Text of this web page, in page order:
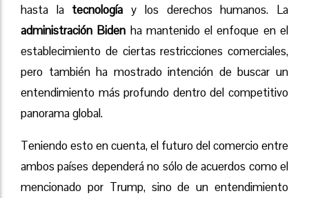
hasta la tecnología y los derechos humanos. La
administración Biden ha mantenido el enfoque en el
establecimiento de ciertas restricciones comerciales,
pero también ha mostrado intención de buscar un
entendimiento más profundo dentro del competitivo
panorama global.
Teniendo esto en cuenta, el futuro del comercio entre
ambos países dependerá no sólo de acuerdos como el
mencionado por Trump, sino de un entendimiento